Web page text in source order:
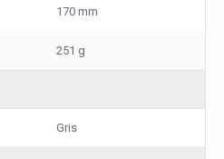
170 mm
251 g
Gris